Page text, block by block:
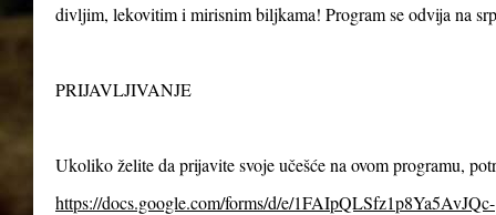
divljim, lekovitim i mirisnim biljkama! Program se odvija na
PRIJAVLJIVANJE
Ukoliko želite da prijavite svoje učešće na ovom programu,
https://docs.google.com/forms/d/e/1FAIpQLSfz1p8Ya5AvJQc-